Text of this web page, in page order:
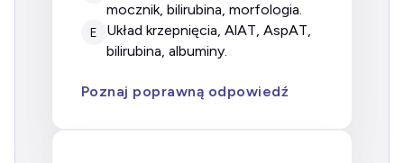
mocznik, bilirubina, morfologia.
E
układ krzepnięcia, AlAT, AspAT,
bilirubina, albuminy.
Poznaj poprawną odpowiedź